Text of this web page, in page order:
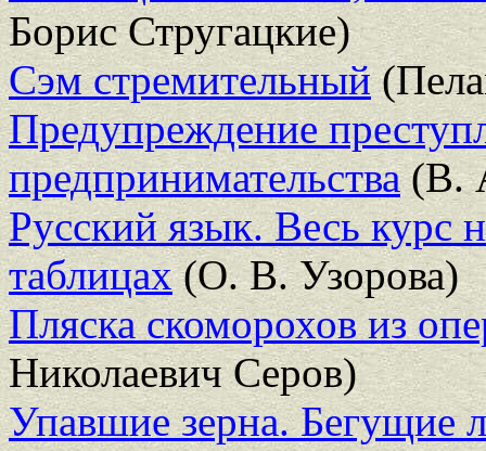
Борис Стругацкие)
Сэм стремительный
Предупреждение
предпринимательства(В.
Русский язык. Весь курс
таблицах(О. В. Узорова)
Пляска скоморохов из
Николаевич Серов)
Упавшие зерна. Бегущие